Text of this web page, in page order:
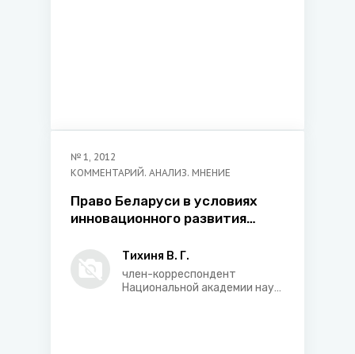
№ 1, 2012
КОММЕНТАРИЙ. АНАЛИЗ. МНЕНИЕ
Право Беларуси в условиях
инновационного развития
перспективы
Тихиня В. Г.
член-корреспондент
Национальной академии наук